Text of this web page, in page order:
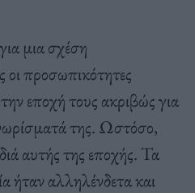
μια σχέση
προσωπικότητες
εποχή τους ακριβώς για
της. Ωστόσο,
αυτής της εποχής. Τα
ήταν αλληλένδετα και